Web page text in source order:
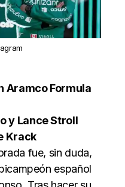
Aramco Formula
y Lance Stroll
Krack
fue, sin duda,
español